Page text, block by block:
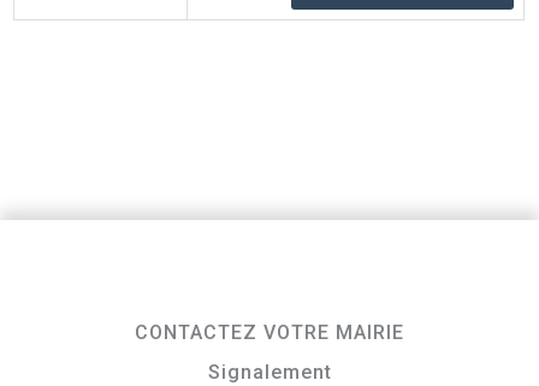
CONTACTEZ VOTRE MAIRIE
Signalement